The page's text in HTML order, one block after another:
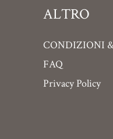
ALTRO
CONDIZIONI
FAQ
Privacy Policy